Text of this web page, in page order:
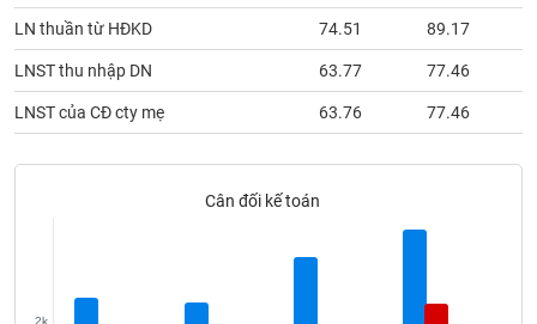
LN thuần từ HĐKD 74.51 89.17
LNST thu nhập DN 63.77 77.46
LNST của CĐ cty mẹ 63.76 77.46
Cân đối kế toán
2k
Thuật
ngữ
(-)
Dịch